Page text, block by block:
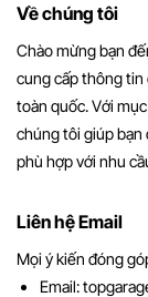
Về chúng tôi
Chào mừng bạn
cung cấp thông tin
toàn quốc. Với
chúng tôi giúp bạn
phù hợp với nhu
Liên hệ Email
Mọi ý kiến đóng
Email: